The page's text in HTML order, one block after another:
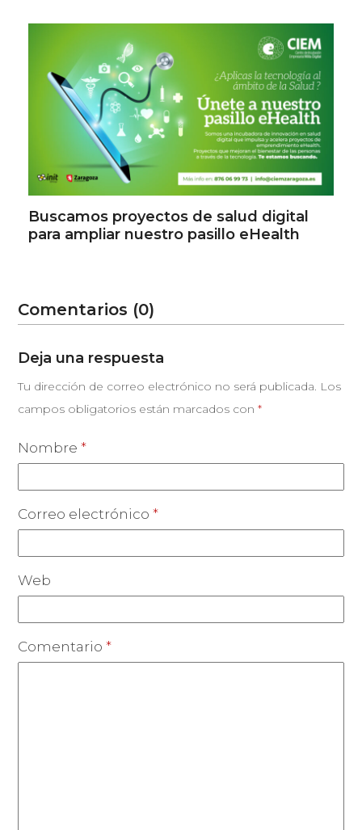
Buscamos proyectos de salud digital
para ampliar nuestro pasillo eHealth
Comentarios (0)
Deja una respuesta
Tu dirección de correo electrónico no será publicada. Los
campos obligatorios están marcados con*
Nombre*
Correo electrónico*
Web
Comentario*